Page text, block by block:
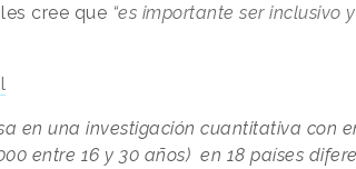
cree que “es importante ser inclusivo
en una investigación cuantitativa con
entre 16 y 30 años) en 18 países